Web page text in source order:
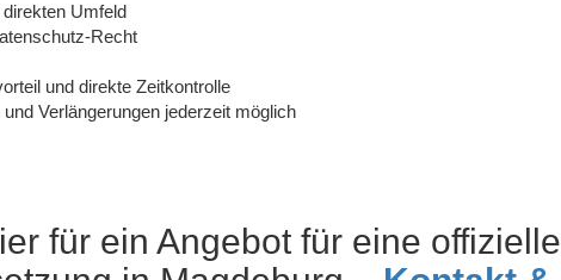
Umfeld
Recht
und direkte Zeitkontrolle
Verlängerungen jederzeit möglich
für ein Angebot für eine offizielle